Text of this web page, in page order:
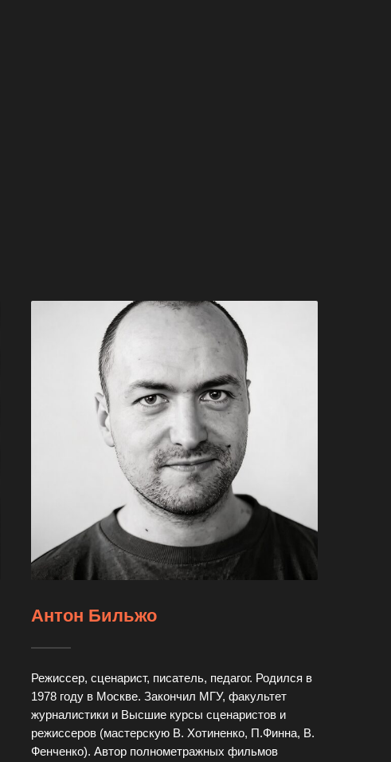
Антон Бильжо
Режиссер, сценарист, писатель, педагог. Родился в
1978 году в Москве. Закончил МГУ, факультет
журналистики и Высшие курсы сценаристов и
режиссеров (мастерскую В. Хотиненко, П.Финна, В.
Фенченко). Автор полнометражных фильмов